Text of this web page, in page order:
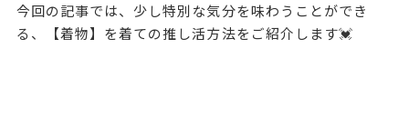
今回の記事では、少し特別な気分を味わうことができ
る、【着物】を着ての推し活方法をご紹介します💓